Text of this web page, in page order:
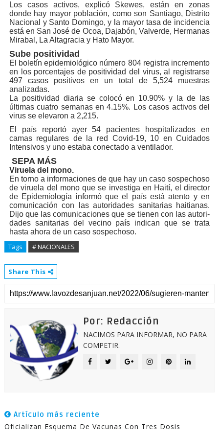
Los casos activos, expli­có Skewes, están en zonas
donde hay mayor pobla­ción, como son Santiago, Distrito
Nacional y Santo Domingo, y la mayor tasa de incidencia
está en San José de Ocoa, Dajabón, Val­verde, Hermanas
Mirabal, La Altagracia y Hato Mayor.
Sube positividad
El boletín epidemiológi­co número 804 registra in­cremento
en los porcenta­jes de positividad del virus, al registrarse
497 casos po­sitivos en un total de 5,524 muestras
analizadas.
La positividad diaria se co­locó en 10.90% y la de las
últimas cuatro semanas en 4.15%. Los casos activos del
virus se elevaron a 2,215.
El país reportó ayer 54 pa­cientes hospitalizados en
camas regulares de la red Covid-19, 10 en Cuidados
Intensivos y uno estaba co­nectado a ventilador.
SEPA MÁS
Viruela del mono.
En torno a informacio­nes de que hay un caso sospechoso
de viruela del mono que se inves­tiga en Haití, el director
de Epidemiología infor­mó que el país está aten­to y en
comunicación con las autoridades sani­tarias haitianas.
Dijo que las comunicaciones que se tienen con las autori­
dades sanitarias del ve­cino país indican que se trata
hasta ahora de un caso sospechoso.
Tags # NACIONALES
Share This
Por: Redacción
NACIMOS PARA INFORMAR, NO PARA
COMPETIR.
Artículo más reciente
Oficializan Esquema De Vacunas Con Tres Dosis